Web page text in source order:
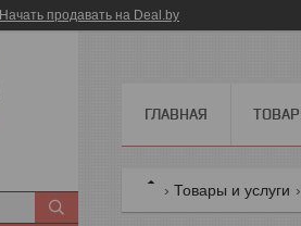
Начать продавать на Deal.by
ГЛАВНАЯ
Товары и услуги